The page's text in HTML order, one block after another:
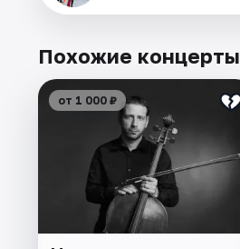
Похожие концерты
от 1 000 ₽